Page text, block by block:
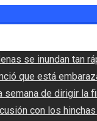
se inundan tan
que está
de dirigir la
con los